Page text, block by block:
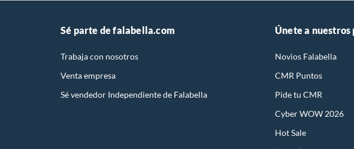
Sé parte de falabella.com
Trabaja con nosotros
Venta empresa
Sé vendedor Independiente de Falabella
Únete a nuestros
Novios Falabella
CMR Puntos
Pide tu CMR
Cyber WOW 2026
Hot Sale